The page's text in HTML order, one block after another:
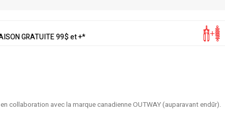
GRATUITE 99$ et +*
collaboration avec la marque canadienne OUTWAY (auparavant endūr).